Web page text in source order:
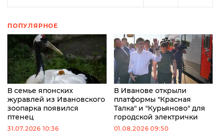
ПОПУЛЯРНОЕ
В семье японских
журавлей из Ивановского
зоопарка появился
птенец
31.07.2026 10:36
В Иванове открыли
платформы "Красная
Талка" и "Курьяново" для
городской электрички
01.08.2026 09:50